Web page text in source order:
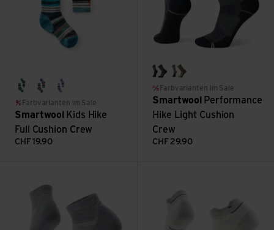
cascade green
neptune blue
ultra violet
Farbvarianten im Sale
Smartwool
Kids Hike
Full Cushion Crew
CHF 19.90
medium gray
military oliv/fossil
Farbvarianten im Sale
Smartwool
Performance
Hike Light Cushion
Crew
CHF 29.90